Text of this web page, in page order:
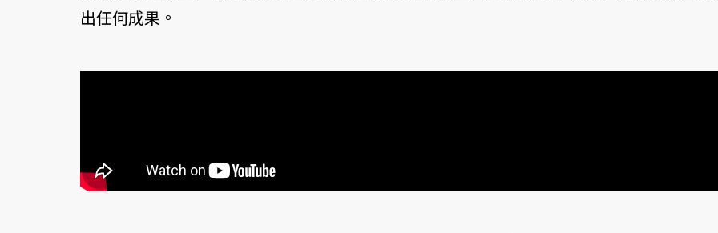
出任何成果。